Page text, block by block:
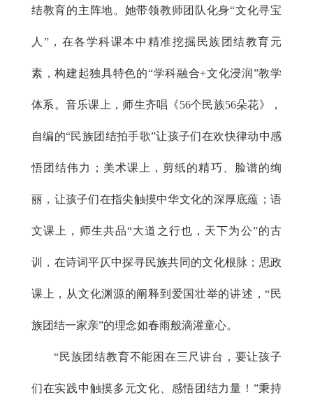
结教育的主阵地。她带领教师团队化身“文化寻宝
人”，在各学科课本中精准挖掘民族团结教育元
素，构建起独具特色的“学科融合+文化浸润”教学
体系。音乐课上，师生齐唱《56个民族56朵花》，
自编的“民族团结拍手歌”让孩子们在欢快律动中感
悟团结伟力；美术课上，剪纸的精巧、脸谱的绚
丽，让孩子们在指尖触摸中华文化的深厚底蕴；语
文课上，师生共品“大道之行也，天下为公”的古
训，在诗词平仄中探寻民族共同的文化根脉；思政
课上，从文化渊源的阐释到爱国壮举的讲述，“民
族团结一家亲”的理念如春雨般滴灌童心。
“民族团结教育不能困在三尺讲台，要让孩子
们在实践中触摸多元文化、感悟团结力量！”秉持